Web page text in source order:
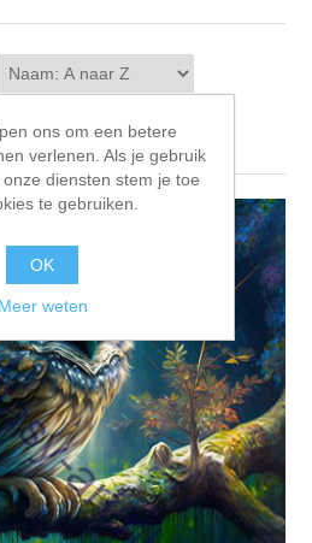
per pagina
ons om een betere
verlenen. Als je gebruik
diensten stem je toe
te gebruiken.
OK
Meer weten